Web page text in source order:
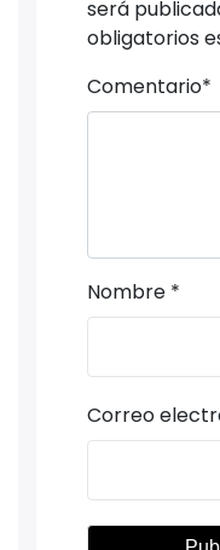
será
obligatorios
Comentario*
Nombre *
Correo